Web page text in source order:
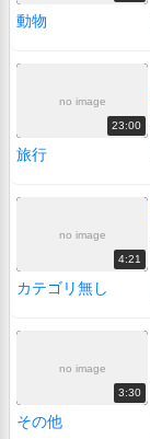
動物
no image
23:00
旅行
no image
4:21
カテゴリ無し
no image
3:30
その他